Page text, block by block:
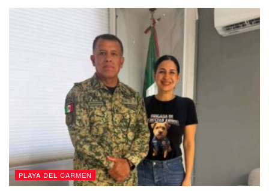
difusión de los lineamientos que se
La Cofepris destaca principalmente que realiza un
de acercamiento con los pobladores y
empresarios, esto permite tener unamayor confianza
tanto a nivel estatalcomo de federación .y más que nada
que la labor sea más eficiente en favor de la gente.
Te puede interesar Leer
PLAYA DEL CARMEN